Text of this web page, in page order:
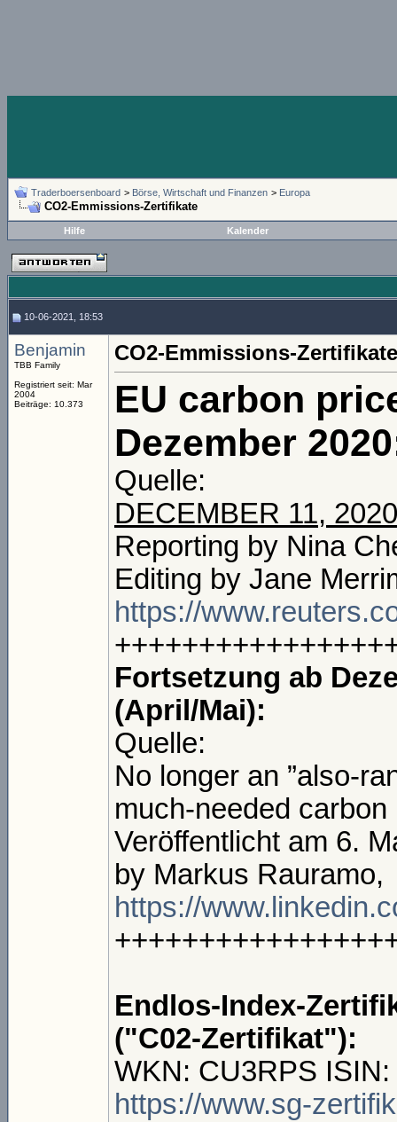
Traderboersenboard > Börse, Wirtschaft und Finanzen > Europa
CO2-Emmissions-Zertifikate
Hilfe Kalender
10-06-2021, 18:53
Benjamin
TBB Family
Registriert seit: Mar
2004
Beiträge: 10.373
CO2-Emmissions-Zertifikate
EU carbon
Dezember
Quelle:
DECEMBER 11, 2020
Reporting by Nina
Editing by Jane
https://
Fortsetzung ab
(April/Mai):
Quelle:
No longer an ”also-
much-needed
Veröffentlicht am 6.
by Markus Rauramo,
https://
Endlos-Index-
("C02-Zertifikat"):
WKN: CU3RPS
https://www.sg-